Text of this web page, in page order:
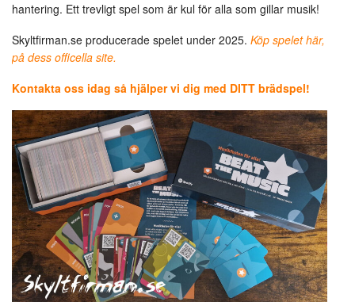
hantering. Ett trevligt spel som är kul för alla som gillar musik!
Skyltfirman.se producerade spelet under 2025. Köp spelet här,
på dess officella site.
Kontakta oss idag så hjälper vi dig med DITT brädspel!